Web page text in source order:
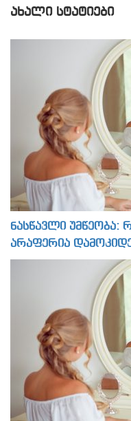
ᲐᲮᲐᲚᲘ ᲡᲢᲐᲢᲘᲔᲑᲘ
ნასწავლი უმწეობა:
არაფერია